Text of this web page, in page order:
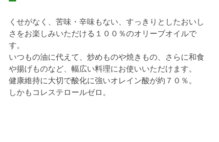
くせがなく、苦味・辛味もない、すっきりとしたおいし
さをお楽しみいただける１００％のオリーブオイルで
す。
いつもの油に代えて、炒めものや焼きもの、さらに和食
や揚げものなど、幅広い料理にお使いいただけます。
健康維持に大切で酸化に強いオレイン酸が約７０％。
しかもコレステロールゼロ。